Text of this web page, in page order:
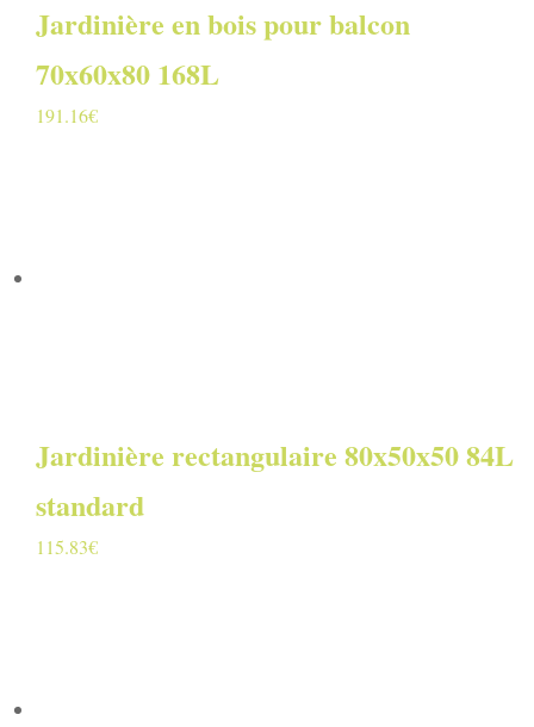
Jardinière en bois pour balcon
70x60x80 168L
191.16€
Jardinière rectangulaire 80x50x50 84L
standard
115.83€